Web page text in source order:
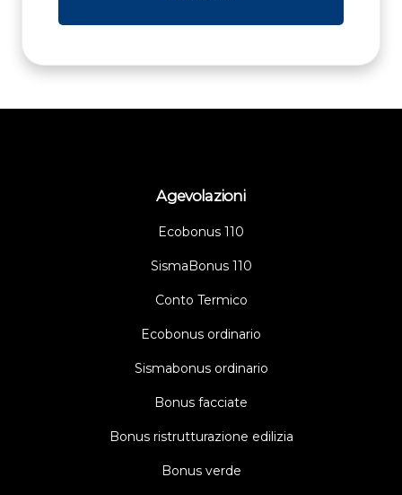
Agevolazioni
Ecobonus 110
SismaBonus 110
Conto Termico
Ecobonus ordinario
Sismabonus ordinario
Bonus facciate
Bonus ristrutturazione edilizia
Bonus verde